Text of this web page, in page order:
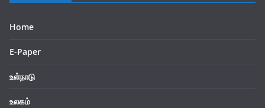
Home
E-Paper
உள்நாடு
உலகம்